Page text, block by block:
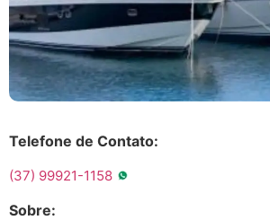
Telefone de Contato:
(37) 99921-1158
Sobre: